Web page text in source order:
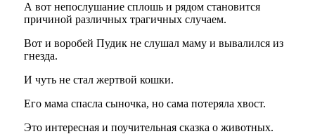
А вот непослушание сплошь и рядом становится
причиной различных трагичных случаем.
Вот и воробей Пудик не слушал маму и вывалился из
гнезда.
И чуть не стал жертвой кошки.
Его мама спасла сыночка, но сама потеряла хвост.
Это интересная и поучительная сказка о животных.